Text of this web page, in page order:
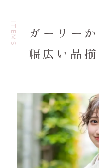
ITEMS
ガーリー
幅広い品